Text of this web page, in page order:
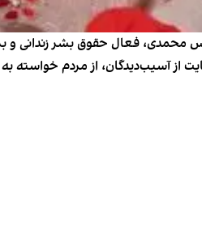
محمدی، فعال حقوق بشر زندانی و
از آسیب‌دیدگان، از مردم خواسته